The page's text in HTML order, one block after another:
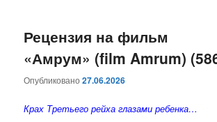
основному
содержимому
дополнительному
содержимому
Рецензия на фильм
«Амрум» (film Amrum)
Опубликовано27.06.2026
Крах Третьего рейха глазами ребенка…